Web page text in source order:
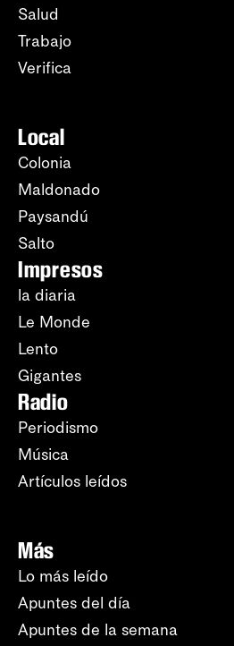
Salud
Trabajo
Verifica
Local
Colonia
Maldonado
Paysandú
Salto
Impresos
la diaria
Le Monde
Lento
Gigantes
Radio
Periodismo
Música
Artículos leídos
Más
Lo más leído
Apuntes del día
Apuntes de la semana